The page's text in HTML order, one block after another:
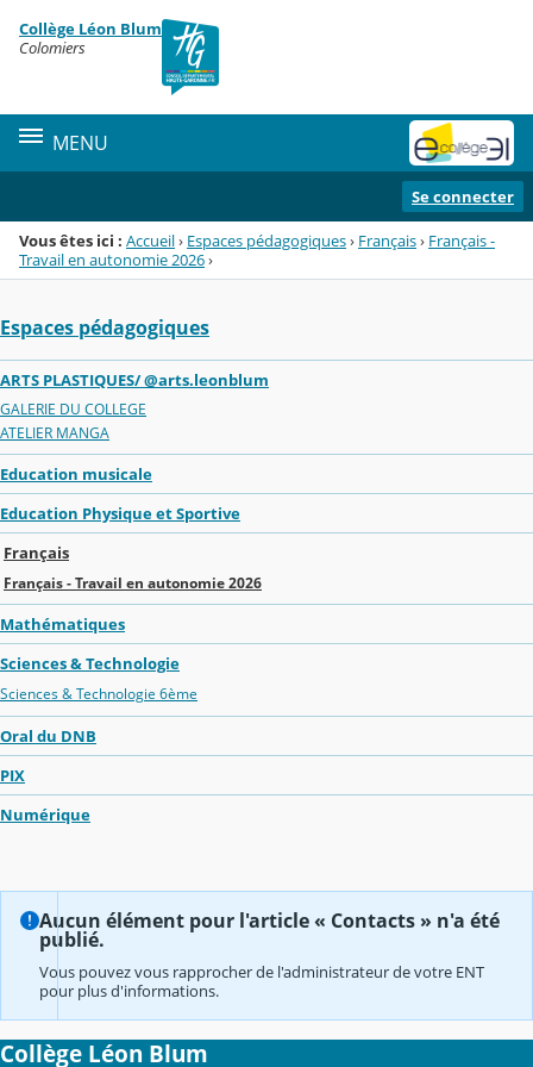
Menu de la rubrique
Contenu
Collège Léon Blum
Colomiers
MENU
Se connecter
Vous êtes ici : Accueil› Espaces pédagogiques› Français› Français -
Travail en autonomie 2026›
Espaces pédagogiques
ARTS PLASTIQUES/ @arts.leonblum
GALERIE DU COLLEGE
ATELIER MANGA
Education musicale
Education Physique et Sportive
Français
Français - Travail en autonomie 2026
Mathématiques
Sciences & Technologie
Sciences & Technologie 6ème
Oral du DNB
PIX
Numérique
Aucun élément pour l'article « Contacts » n'a été
publié.
Vous pouvez vous rapprocher de l'administrateur de votre ENT
pour plus d'informations.
Collège Léon Blum